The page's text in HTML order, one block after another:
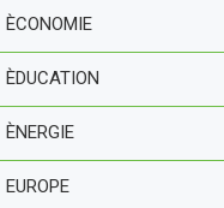
ÈCONOMIE
ÈDUCATION
ÈNERGIE
EUROPE